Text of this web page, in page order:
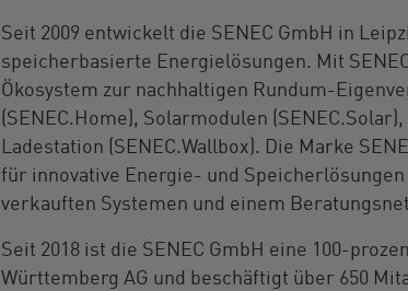
Seit 2009 entwickelt die SENEC GmbH in
speicherbasierte Energielösungen. Mit
Ökosystem zur nachhaltigen Rundum-
(SENEC.Home), Solarmodulen
Ladestation (SENEC.Wallbox). Die Marke
für innovative Energie- und
verkauften Systemen und einem
Seit 2018 ist die SENEC GmbH eine 100-
Württemberg AG und beschäftigt über 650